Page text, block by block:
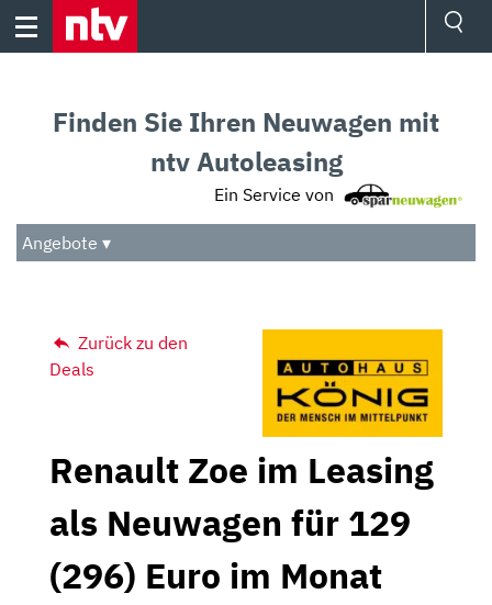
Skip
Audio
Das Beste
Finden Sie Ihren Neuwagen mit
ntv Autoleasing
Ein Service von
Angebote ▾
Zurück zu den
Deals
Renault Zoe im Leasing
als Neuwagen für 129
(296) Euro im Monat